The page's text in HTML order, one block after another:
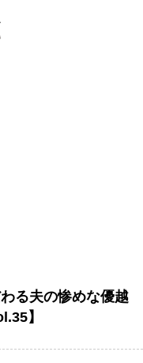
る夫の惨めな優越
】